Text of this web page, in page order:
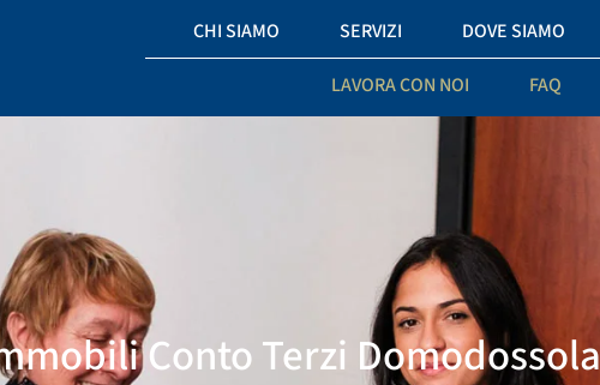
CHI SIAMO SERVIZI DOVE SIAMO
LAVORA CON NOI FAQ
Conto Terzi Domodossola